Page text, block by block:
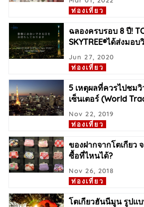
ท่องเที่ยว
ฉลองครบรอบ 8 ปี!
SKYTREE®ได้ส่งมอ
ท่องเที่ยว
Jun 27, 2020
5 เหตุผลที่ควรไปชมวิ
เซ็นเตอร์ (World
ท่องเที่ยว
Nov 22, 2019
ของฝากจากโตเกียว
ซื้อที่ไหนได้?
ท่องเที่ยว
Nov 26, 2018
โตเกียวฮันนีมูน รูปแ